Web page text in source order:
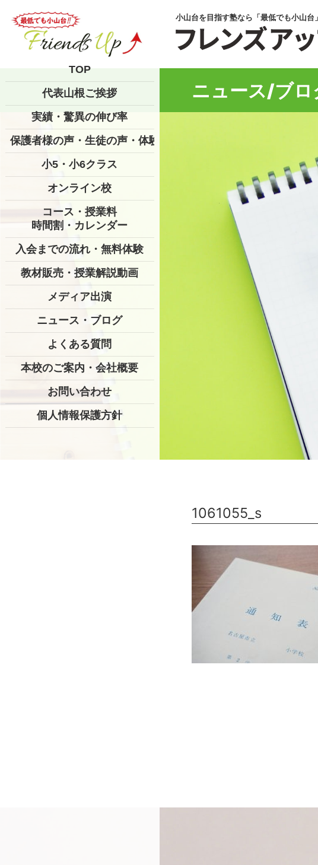
小山台を目指す塾なら「最低でも小山台
TOP
代表山根ご挨拶
実績・驚異の伸び率
保護者様の声・生徒の声・体験記
小5・小6クラス
オンライン校
コース・授業料
時間割・カレンダー
入会までの流れ・無料体験
教材販売・授業解説動画
メディア出演
ニュース・ブログ
よくある質問
本校のご案内・会社概要
お問い合わせ
個人情報保護方針
ニュース/ブロ
1061055_s